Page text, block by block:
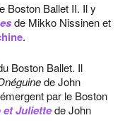
Boston Ballet II. Il y
de Mikko Nissinen et
.
Boston Ballet. Il
de John
par le Boston
et Juliettede John